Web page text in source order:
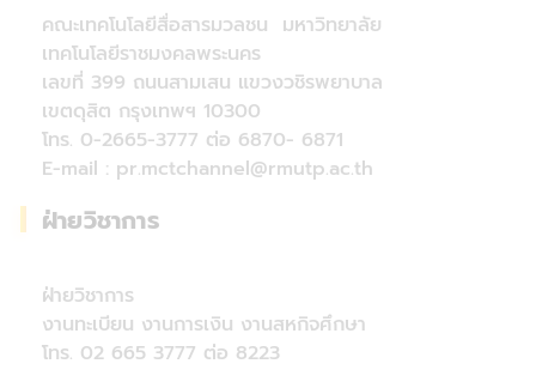
คณะเทคโนโลยีสื่อสารมวลชน มหาวิทยาลัย
เทคโนโลยีราชมงคลพระนคร
เลขที่ 399 ถนนสามเสน แขวงวชิรพยาบาล
เขตดุสิต กรุงเทพฯ 10300
โทร. 0-2665-3777 ต่อ 6870- 6871
E-mail : pr.mctchannel@rmutp.ac.th
ฝ่ายวิชาการ
ฝ่ายวิชาการ
งานทะเบียน งานการเงิน งานสหกิจศึกษา
โทร. 02 665 3777 ต่อ 8223